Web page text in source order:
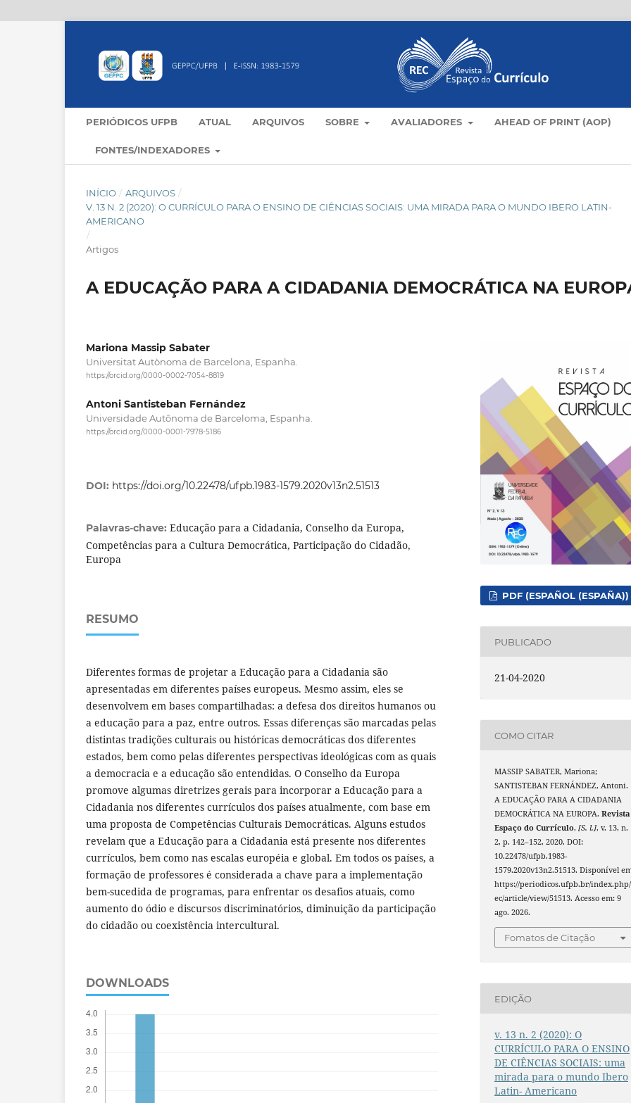
PERIÓDICOS UFPB ATUAL ARQUIVOS SOBRE AVALIADORES AHEAD OF PRINT (AOP)
FONTES/INDEXADORES
INÍCIO / ARQUIVOS /
V. 13 N. 2 (2020): O CURRÍCULO PARA O ENSINO DE CIÊNCIAS SOCIAIS: UMA MIRADA PARA O MUNDO IBERO LATIN-
AMERICANO
/
Artigos
A EDUCAÇÃO PARA A CIDADANIA DEMOCRÁTICA NA
Mariona Massip Sabater
Universitat Autònoma de Barcelona, Espanha.
https://orcid.org/0000-0002-7054-8819
Antoni Santisteban Fernández
Universidade Autônoma de Barceloma, Espanha.
https://orcid.org/0000-0001-7978-5186
DOI: https://doi.org/10.22478/ufpb.1983-1579.2020v13n2.51513
Palavras-chave: Educação para a Cidadania, Conselho da Europa,
Competências para a Cultura Democrática, Participação do Cidadão,
Europa
RESUMO
Diferentes formas de projetar a Educação para a Cidadania são
apresentadas em diferentes países europeus. Mesmo assim, eles se
desenvolvem em bases compartilhadas: a defesa dos direitos humanos ou
a educação para a paz, entre outros. Essas diferenças são marcadas pelas
distintas tradições culturais ou históricas democráticas dos diferentes
estados, bem como pelas diferentes perspectivas ideológicas com as quais
a democracia e a educação são entendidas. O Conselho da Europa
promove algumas diretrizes gerais para incorporar a Educação para a
Cidadania nos diferentes currículos dos países atualmente, com base em
uma proposta de Competências Culturais Democráticas. Alguns estudos
revelam que a Educação para a Cidadania está presente nos diferentes
currículos, bem como nas escalas européia e global. Em todos os países, a
formação de professores é considerada a chave para a implementação
bem-sucedida de programas, para enfrentar os desafios atuais, como
aumento do ódio e discursos discriminatórios, diminuição da participação
do cidadão ou coexistência intercultural.
DOWNLOADS
PDF (ESPAÑOL (ESPAÑA))
PUBLICADO
21-04-2020
COMO CITAR
MASSIP SABATER, Mariona;
SANTISTEBAN FERNÁNDEZ, Antoni.
A EDUCAÇÃO PARA A CIDADANIA
DEMOCRÁTICA NA EUROPA.Revista
Espaço do Currículo,[S. l.], v. 13, n.
2, p. 142–152, 2020. DOI:
10.22478/ufpb.1983-
1579.2020v13n2.51513. Disponível
https://periodicos.ufpb.br/
ec/article/view/51513. Acesso em: 9
ago. 2026.
Fomatos de Citação
EDIÇÃO
v. 13 n. 2 (2020): O
CURRÍCULO PARA O ENSINO
DE CIÊNCIAS SOCIAIS: uma
mirada para o mundo Ibero
Latin- Americano